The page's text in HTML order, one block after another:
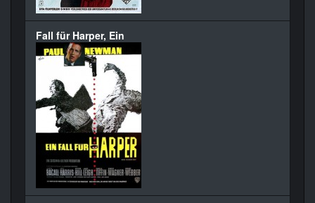
Fall für Harper, Ein